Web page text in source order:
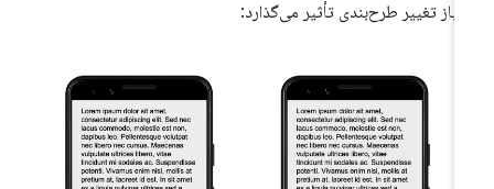
تغییر طرح‌بندی تأثیر می‌گذارد: